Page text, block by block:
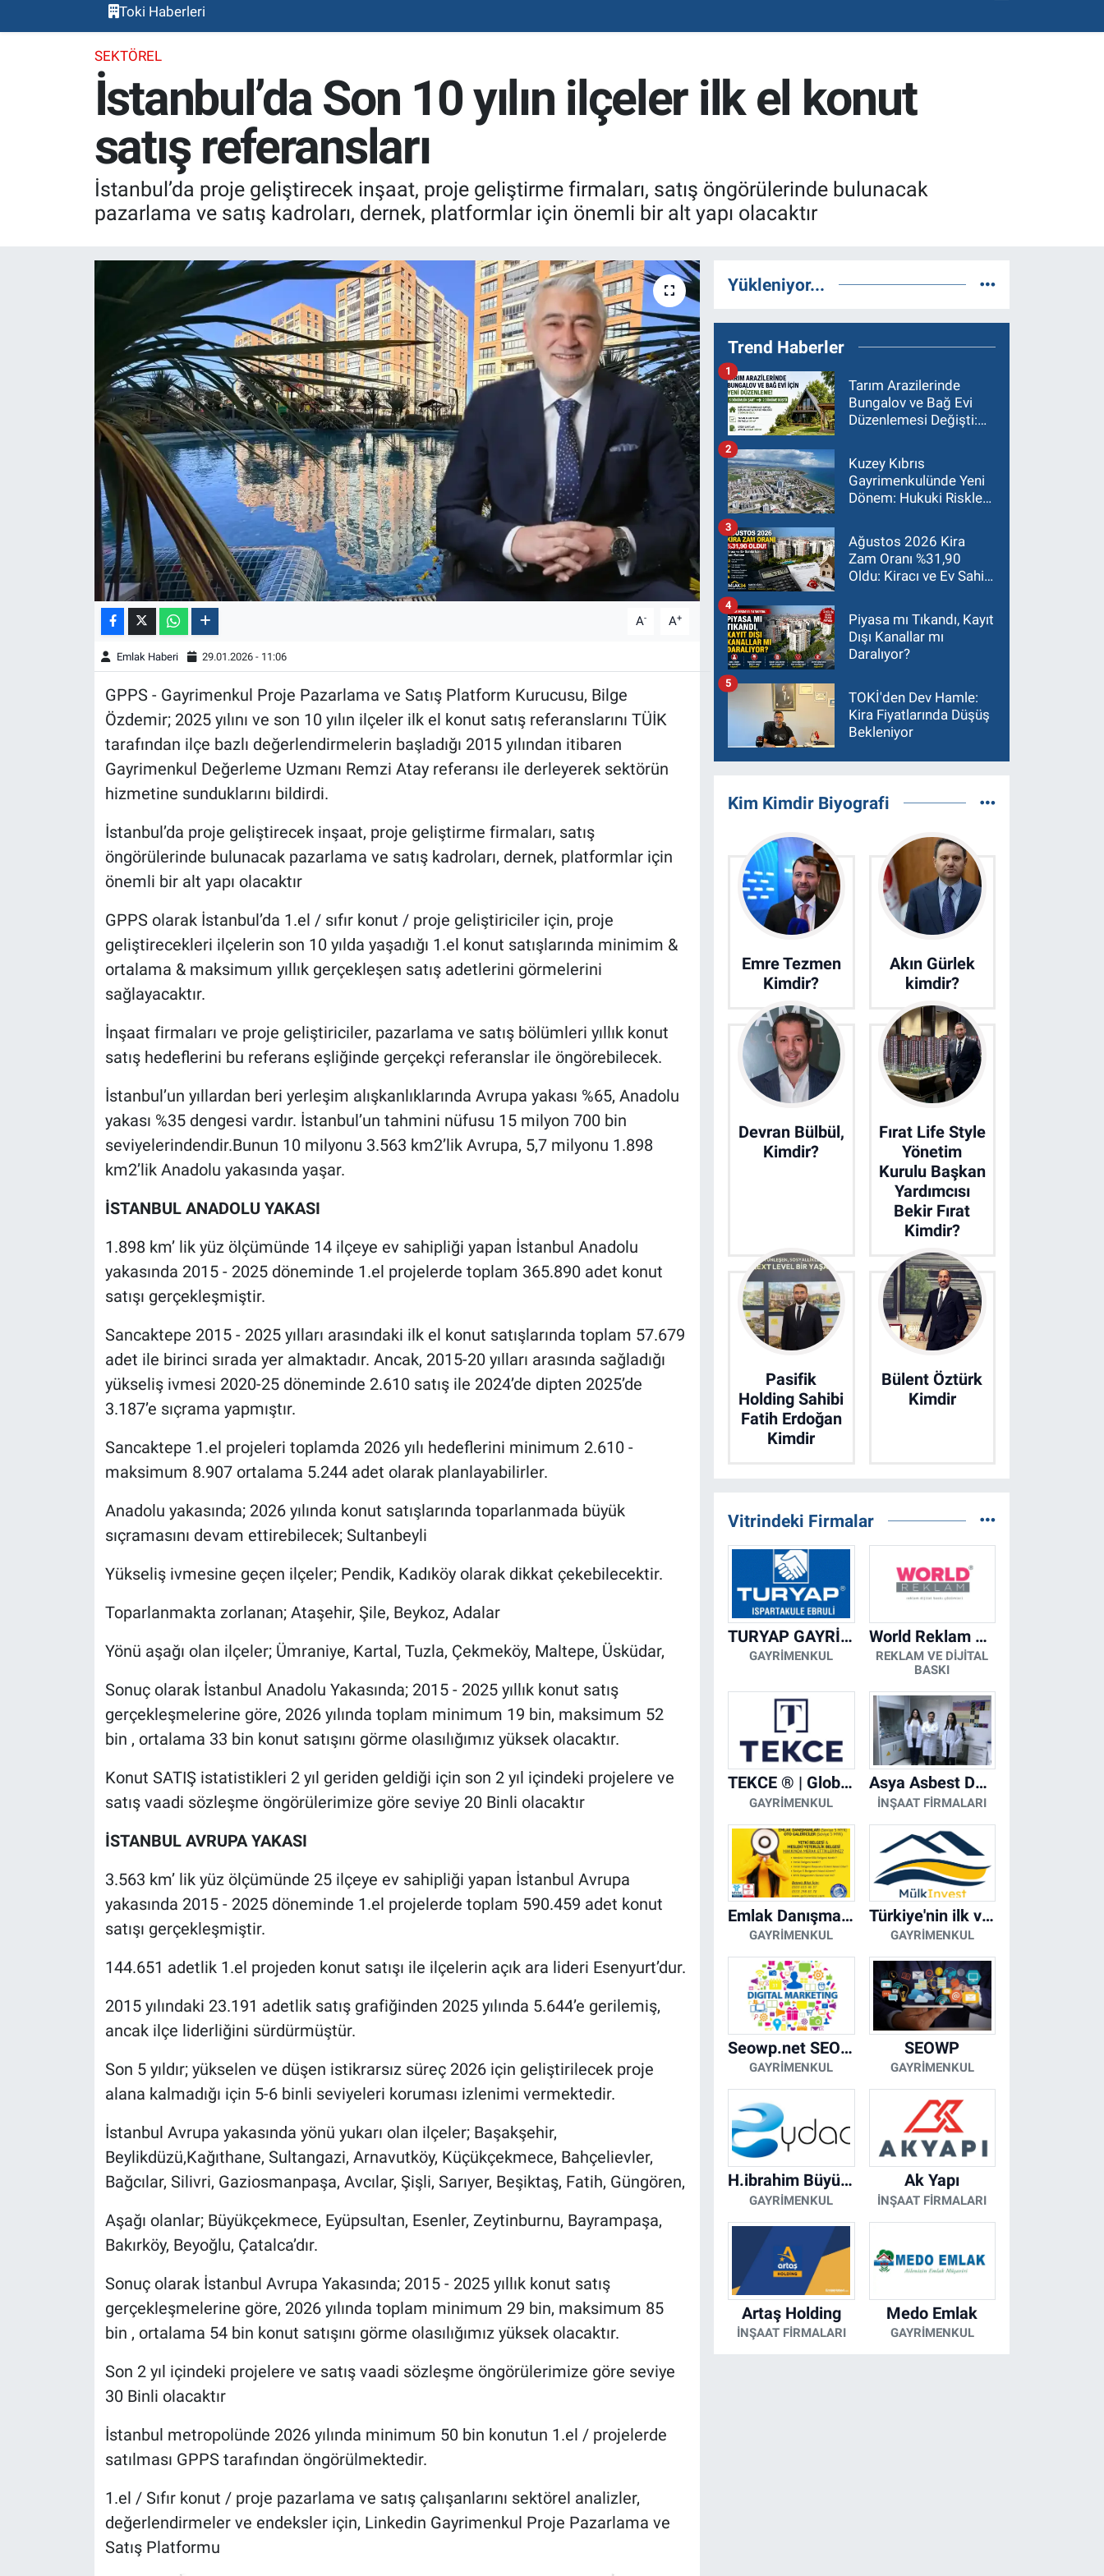
Toki Haberleri
SEKTÖREL
İstanbul’da Son 10 yılın ilçeler ilk el konut
satış referansları
İstanbul’da proje geliştirecek inşaat, proje geliştirme firmaları, satış öngörülerinde bulunacak
pazarlama ve satış kadroları, dernek, platformlar için önemli bir alt yapı olacaktır
A- A+
Emlak Haberi 29.01.2026 - 11:06
GPPS - Gayrimenkul Proje Pazarlama ve Satış Platform Kurucusu, Bilge
Özdemir; 2025 yılını ve son 10 yılın ilçeler ilk el konut satış referanslarını TÜİK
tarafından ilçe bazlı değerlendirmelerin başladığı 2015 yılından itibaren
Gayrimenkul Değerleme Uzmanı Remzi Atay referansı ile derleyerek sektörün
hizmetine sunduklarını bildirdi.
İstanbul’da proje geliştirecek inşaat, proje geliştirme firmaları, satış
öngörülerinde bulunacak pazarlama ve satış kadroları, dernek, platformlar için
önemli bir alt yapı olacaktır
GPPS olarak İstanbul’da 1.el / sıfır konut / proje geliştiriciler için, proje
geliştirecekleri ilçelerin son 10 yılda yaşadığı 1.el konut satışlarında minimim &
ortalama & maksimum yıllık gerçekleşen satış adetlerini görmelerini
sağlayacaktır.
İnşaat firmaları ve proje geliştiriciler, pazarlama ve satış bölümleri yıllık konut
satış hedeflerini bu referans eşliğinde gerçekçi referanslar ile öngörebilecek.
İstanbul’un yıllardan beri yerleşim alışkanlıklarında Avrupa yakası %65, Anadolu
yakası %35 dengesi vardır. İstanbul’un tahmini nüfusu 15 milyon 700 bin
seviyelerindendir.Bunun 10 milyonu 3.563 km2’lik Avrupa, 5,7 milyonu 1.898
km2’lik Anadolu yakasında yaşar.
İSTANBUL ANADOLU YAKASI
1.898 km’ lik yüz ölçümünde 14 ilçeye ev sahipliği yapan İstanbul Anadolu
yakasında 2015 - 2025 döneminde 1.el projelerde toplam 365.890 adet konut
satışı gerçekleşmiştir.
Sancaktepe 2015 - 2025 yılları arasındaki ilk el konut satışlarında toplam 57.679
adet ile birinci sırada yer almaktadır. Ancak, 2015-20 yılları arasında sağladığı
yükseliş ivmesi 2020-25 döneminde 2.610 satış ile 2024’de dipten 2025’de
3.187’e sıçrama yapmıştır.
Sancaktepe 1.el projeleri toplamda 2026 yılı hedeflerini minimum 2.610 -
maksimum 8.907 ortalama 5.244 adet olarak planlayabilirler.
Anadolu yakasında; 2026 yılında konut satışlarında toparlanmada büyük
sıçramasını devam ettirebilecek; Sultanbeyli
Yükseliş ivmesine geçen ilçeler; Pendik, Kadıköy olarak dikkat çekebilecektir.
Toparlanmakta zorlanan; Ataşehir, Şile, Beykoz, Adalar
Yönü aşağı olan ilçeler; Ümraniye, Kartal, Tuzla, Çekmeköy, Maltepe, Üsküdar,
Sonuç olarak İstanbul Anadolu Yakasında; 2015 - 2025 yıllık konut satış
gerçekleşmelerine göre, 2026 yılında toplam minimum 19 bin, maksimum 52
bin , ortalama 33 bin konut satışını görme olasılığımız yüksek olacaktır.
Konut SATIŞ istatistikleri 2 yıl geriden geldiği için son 2 yıl içindeki projelere ve
satış vaadi sözleşme öngörülerimize göre seviye 20 Binli olacaktır
İSTANBUL AVRUPA YAKASI
3.563 km’ lik yüz ölçümünde 25 ilçeye ev sahipliği yapan İstanbul Avrupa
yakasında 2015 - 2025 döneminde 1.el projelerde toplam 590.459 adet konut
satışı gerçekleşmiştir.
144.651 adetlik 1.el projeden konut satışı ile ilçelerin açık ara lideri Esenyurt’dur.
2015 yılındaki 23.191 adetlik satış grafiğinden 2025 yılında 5.644’e gerilemiş,
ancak ilçe liderliğini sürdürmüştür.
Son 5 yıldır; yükselen ve düşen istikrarsız süreç 2026 için geliştirilecek proje
alana kalmadığı için 5-6 binli seviyeleri koruması izlenimi vermektedir.
İstanbul Avrupa yakasında yönü yukarı olan ilçeler; Başakşehir,
Beylikdüzü,Kağıthane, Sultangazi, Arnavutköy, Küçükçekmece, Bahçelievler,
Bağcılar, Silivri, Gaziosmanpaşa, Avcılar, Şişli, Sarıyer, Beşiktaş, Fatih, Güngören,
Aşağı olanlar; Büyükçekmece, Eyüpsultan, Esenler, Zeytinburnu, Bayrampaşa,
Bakırköy, Beyoğlu, Çatalca’dır.
Sonuç olarak İstanbul Avrupa Yakasında; 2015 - 2025 yıllık konut satış
gerçekleşmelerine göre, 2026 yılında toplam minimum 29 bin, maksimum 85
bin , ortalama 54 bin konut satışını görme olasılığımız yüksek olacaktır.
Son 2 yıl içindeki projelere ve satış vaadi sözleşme öngörülerimize göre seviye
30 Binli olacaktır
İstanbul metropolünde 2026 yılında minimum 50 bin konutun 1.el / projelerde
satılması GPPS tarafından öngörülmektedir.
1.el / Sıfır konut / proje pazarlama ve satış çalışanlarını sektörel analizler,
değerlendirmeler ve endeksler için, Linkedin Gayrimenkul Proje Pazarlama ve
Satış Platformu
Yükleniyor...
Trend Haberler
Tarım Arazilerinde
Bungalov ve Bağ Evi
Düzenlemesi Değişti:
Dönüme İndirildi
1
Kuzey Kıbrıs
Gayrimenkulünde Yeni
Dönem: Hukuki Riskler
Değiştiriyor
2
Ağustos 2026 Kira
Zam Oranı %31,90
Oldu: Kiracı ve Ev Sahibi
3
Piyasa mı Tıkandı, Kayıt
Dışı Kanallar mı
Daralıyor?
4
TOKİ'den Dev Hamle:
Kira Fiyatlarında Düşüş
Bekleniyor
5
Kim Kimdir Biyografi
Emre Tezmen
Kimdir?
Akın Gürlek
kimdir?
Devran Bülbül,
Kimdir?
Fırat Life Style
Yönetim
Kurulu Başkan
Yardımcısı
Bekir Fırat
Kimdir?
Pasifik
Holding Sahibi
Fatih Erdoğan
Kimdir
Bülent Öztürk
Kimdir
Vitrindeki Firmalar
TURYAP GAYRİMENKUL DANIŞMANLIK HİZMETLERİ
GAYRIMENKUL
World Reklam Copy Center
REKLAM VE DIJITAL
BASKI
TEKCE ® | Global Gayrimenkul Şirketi
GAYRIMENKUL
Asya Asbest Danışmanlık - Asbest Söküm ve Asbest Raporu
İNŞAAT FIRMALARI
Emlak Danışmanı Seviye 5 Mesleki Yeterlilik Belgesi
GAYRIMENKUL
Türkiye'nin ilk ve tek yapay zeka destekli arsa ilan platformu
GAYRIMENKUL
Seowp.net SEO Hizmetleri
GAYRIMENKUL
SEOWP
GAYRIMENKUL
H.ibrahim Büyükacar
GAYRIMENKUL
Ak Yapı
İNŞAAT FIRMALARI
Artaş Holding
İNŞAAT FIRMALARI
Medo Emlak
GAYRIMENKUL